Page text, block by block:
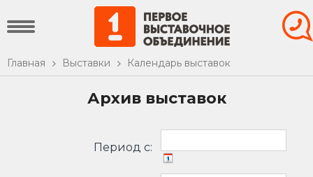
Главная Выставки Календарь выставок
Архив выставок
Период c: